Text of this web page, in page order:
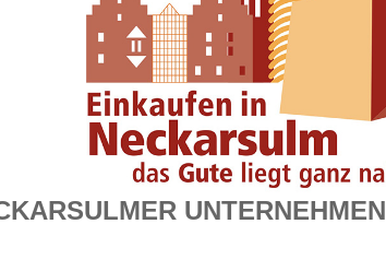
UNTERNEHMEN
Shopping Lights